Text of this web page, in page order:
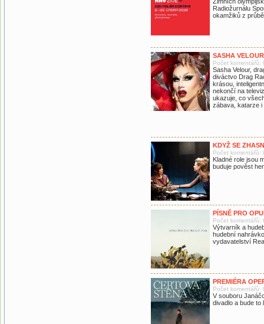
Radiožurnálu
okamžiků z
SASHA
Počet komentářů:
Sasha Velour,
diváctvo Drag
krásou,
nekončí na
ukazuje, co
zábava, katarze i
KDYŽ SE
Počet komentářů:
Kladné role jsou
buduje pověst
PÍSNĚ PRO
Počet komentářů:
Výtvarník a
hudební
vydavatelství
PREMIÉRA
Počet komentářů:
V souboru
divadlo a bude to